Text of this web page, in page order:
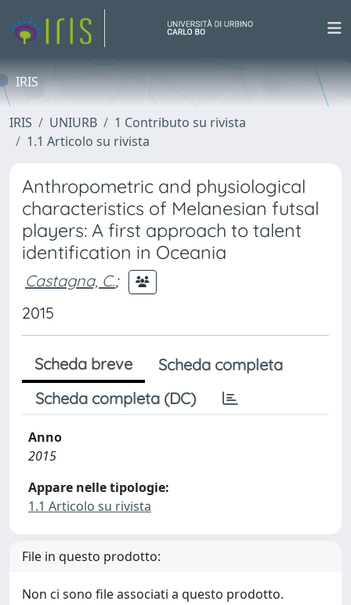
IRIS
IRIS UNIURB
1 Contributo su rivista
1.1 Articolo su rivista
Anthropometric and physiological
characteristics of Melanesian futsal
players: A first approach to talent
identification in Oceania
Castagna, C.;
2015
Scheda breve
Scheda completa
Scheda completa (DC)
Anno
2015
Appare nelle tipologie:
1.1 Articolo su rivista
File in questo prodotto:
Non ci sono file associati a questo prodotto.